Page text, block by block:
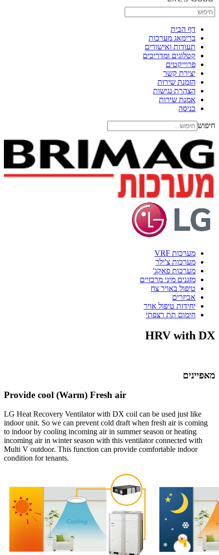
דף הבית
ברימאג מערכות
תעודות ואישורים
קטלוגים ומדריכים
פרוייקטים
יצירת קשר
הזמנת שירות
הצהרת נגישות
אמנת שירות
כניסה
חיפוש
מערכות VRF
מערכות צ'ילר
מערכות פאקג'
מזגנים מיני מרכזיים
טיפול באויר צח
אביזרים
יחידות טיפול אויר
חימום תת רצפתי
HRV with DX
מאפיינים
Provide cool (Warm) Fresh air
LG Heat Recovery Ventilator with DX coil can be used just like
indoor unit. So we can prevent cold draft when fresh air is coming
to indoor by cooling incoming air in summer season or heating
incoming air in winter season with this ventilator connected with
Multi V outdoor. This function can provide comfortable indoor
condition for tenants.